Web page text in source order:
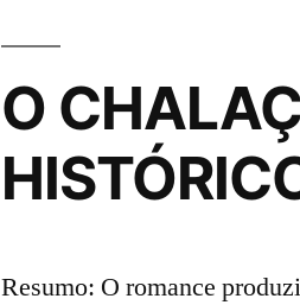
O
Resumo: O romance